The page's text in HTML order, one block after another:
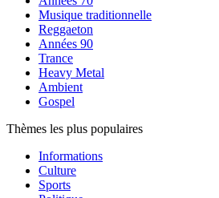
Musique traditionnelle
Reggaeton
Années 90
Trance
Heavy Metal
Ambient
Gospel
Thèmes les plus populaires
Informations
Culture
Sports